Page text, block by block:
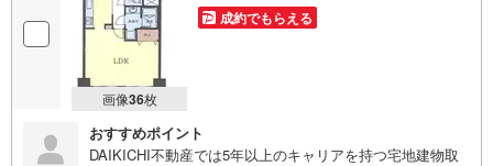
画像36枚
成約でもらえる
おすすめポイント
DAIKICHI不動産では5年以上のキャリアを持つ宅地建物取